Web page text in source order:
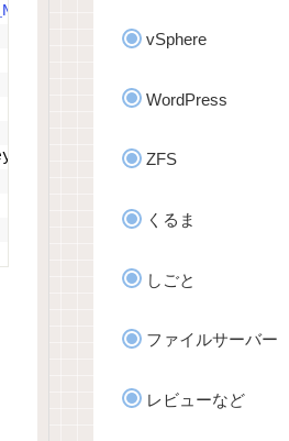
vSphere
WordPress
ZFS
くるま
しごと
ファイルサーバー
レビューなど